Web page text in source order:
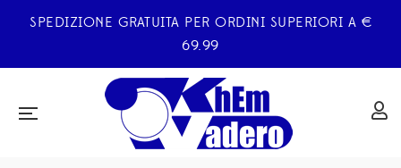
SPEDIZIONE GRATUITA PER ORDINI SUPERIORI A €
69.99